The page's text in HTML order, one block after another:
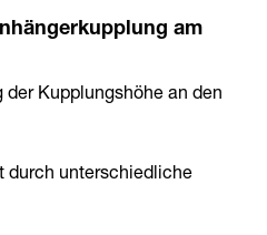
am
der Kupplungshöhe an den
durch unterschiedliche